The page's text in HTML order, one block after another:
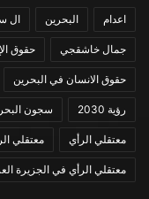
اعدام البحرين ال
جمال خاشقجي حقوق
حقوق الانسان في البحرين
رؤية 2030 سجون
معتقلي الرأي معتقلي
معتقلي الرأي في الجزيرة